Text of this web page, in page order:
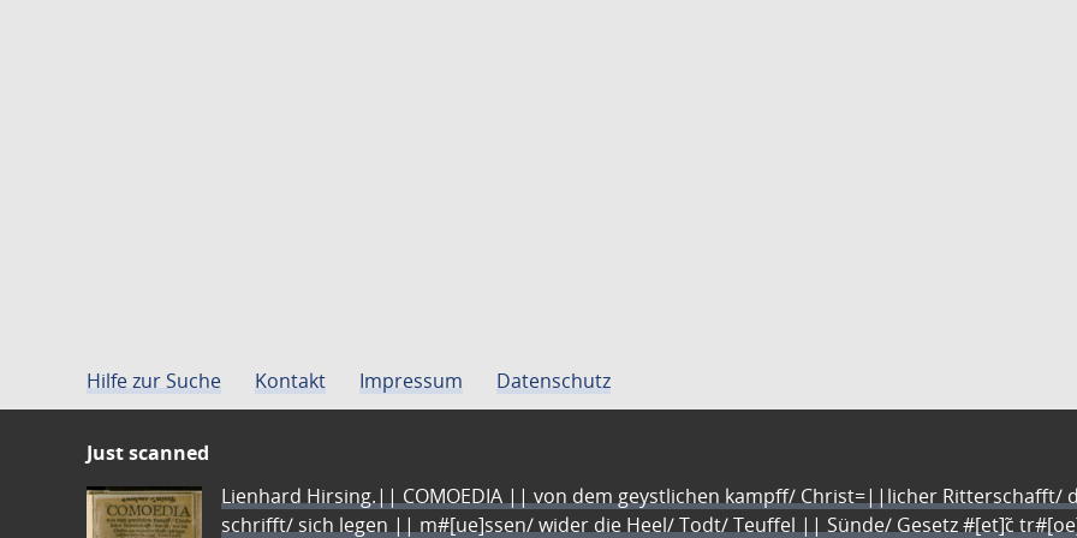
Hilfe zur Suche Kontakt Impressum Datenschutz
Just scanned
Lienhard Hirsing.|| COMOEDIA || von dem geystlichen kampff/ Christ=||licher Ritterschafft/
schrifft/ sich legen || m#[ue]ssen/ wider die Heel/ Todt/ Teuffel || Sünde/ Gesetz #[et]c̃